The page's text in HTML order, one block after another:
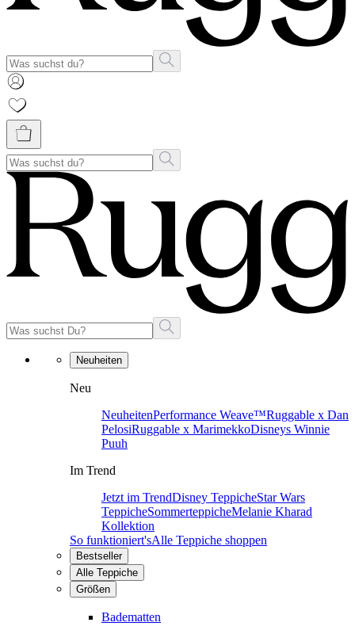
Neuheiten
Neu
NeuheitenPerformance Weave™Ruggable x Dan
PelosiRuggable x MarimekkoDisneys Winnie
Puuh
Im Trend
Jetzt im TrendDisney TeppicheStar Wars
TeppicheSommerteppicheMelanie Kharad
Kollektion
So funktioniert'sAlle Teppiche shoppen
Bestseller
Alle Teppiche
Größen
Badematten